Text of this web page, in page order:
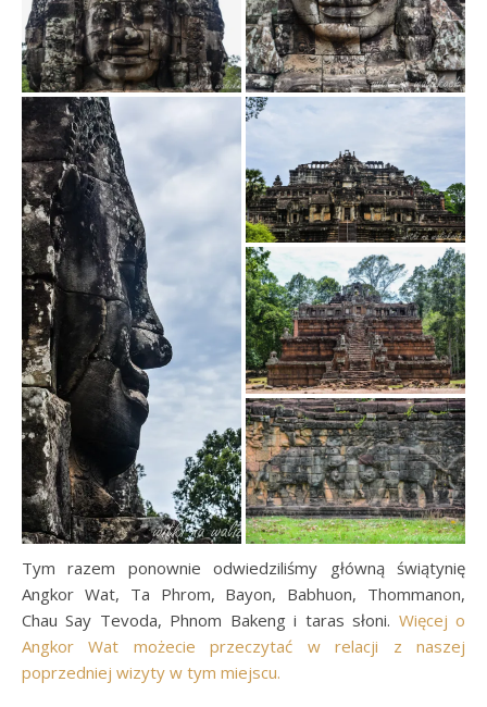
Tym razem ponownie odwiedziliśmy główną świątynię
Angkor Wat, Ta Phrom, Bayon, Babhuon, Thommanon,
Chau Say Tevoda, Phnom Bakeng i taras słoni. Więcej o
Angkor Wat możecie przeczytać w relacji z naszej
poprzedniej wizyty w tym miejscu.